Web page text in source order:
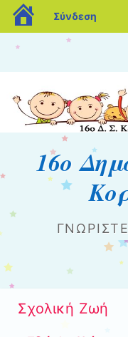
blogs.sch.gr
Σύνδεση
16ο
Σχολική Ζωή